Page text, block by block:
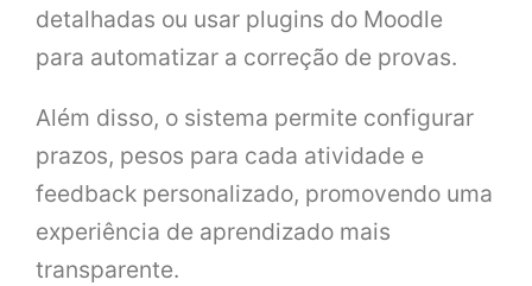
detalhadas ou usar plugins do Moodle
para automatizar a correção de provas.
Além disso, o sistema permite configurar
prazos, pesos para cada atividade e
feedback personalizado, promovendo uma
experiência de aprendizado mais
transparente.